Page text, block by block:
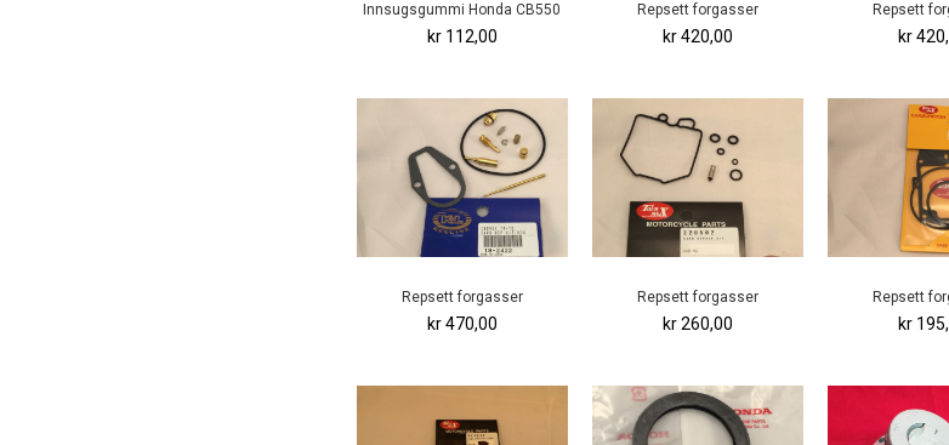
Innsugsgummi Honda CB550
kr 112,00
Repsett forgasser
kr 420,00
Repsett
kr
Repsett forgasser
kr 470,00
Repsett forgasser
kr 260,00
Repsett
kr